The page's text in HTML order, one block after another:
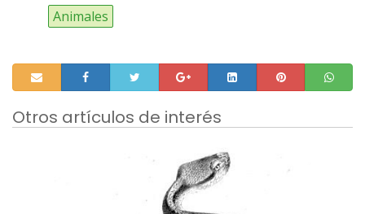
Animales
Otros artículos de interés